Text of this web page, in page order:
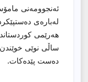
ئەنجوومەنى
لەبارەى
هەرێمى
ساڵى نوێى
دەست پێدەکات.